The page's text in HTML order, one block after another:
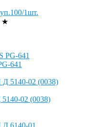
1шт.
★
641
02 (0038)